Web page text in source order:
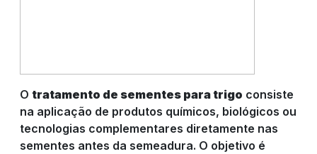
O tratamento de sementes para trigo consiste
na aplicação de produtos químicos, biológicos ou
tecnologias complementares diretamente nas
sementes antes da semeadura. O objetivo é